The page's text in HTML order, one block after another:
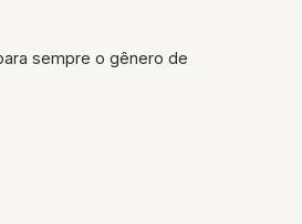
sempre o gênero de